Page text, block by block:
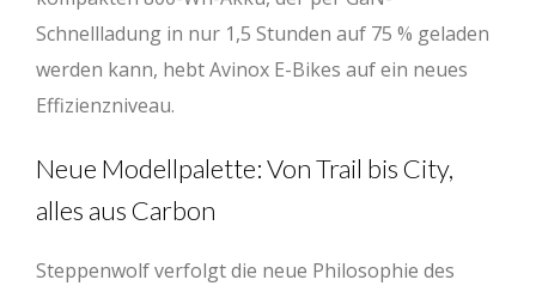
Schnellladung in nur 1,5 Stunden auf 75 % geladen
werden kann, hebt Avinox E-Bikes auf ein neues
Effizienzniveau.
Neue Modellpalette: Von Trail bis City,
alles aus Carbon
Steppenwolf verfolgt die neue Philosophie des